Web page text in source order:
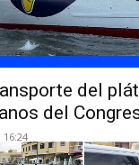
del
del
16:24